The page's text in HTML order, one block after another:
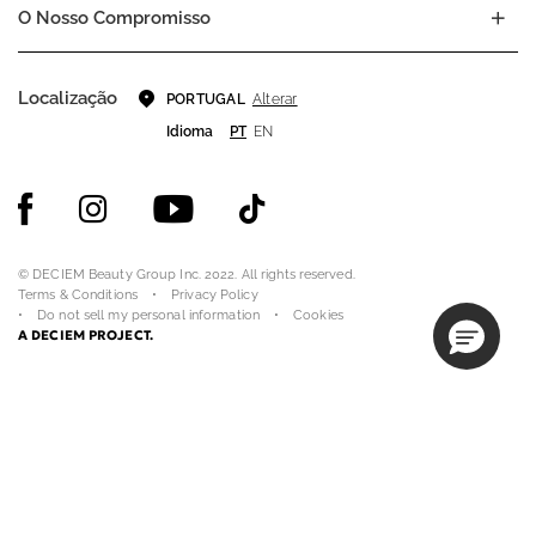
O Nosso Compromisso
Localização PORTUGAL Alterar
Idioma
PT EN
© DECIEM Beauty Group Inc. 2022. All rights reserved.
Terms & Conditions
Privacy Policy
Do not sell my personal information
Cookies
A DECIEM PROJECT.